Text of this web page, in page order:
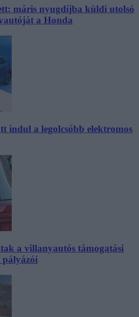
máris nyugdíjba küldi utolsó
a Honda
indul a legolcsóbb elektromos
a villanyautós támogatási